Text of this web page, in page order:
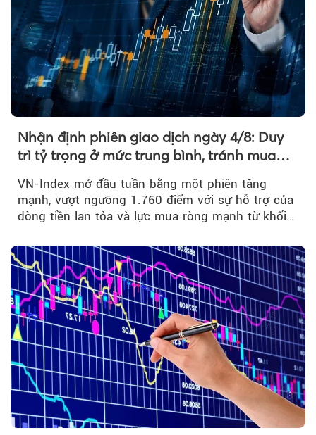
Nhận định phiên giao dịch ngày 4/8: Duy
trì tỷ trọng ở mức trung bình, tránh mua
VN-Index mở đầu tuần bằng một phiên tăng
mạnh, vượt ngưỡng 1.760 điểm với sự hỗ trợ của
dòng tiền lan tỏa và lực mua ròng mạnh từ khối